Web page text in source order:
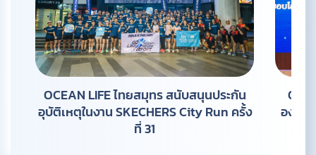
OCEAN LIFE ไทยสมุทร สนับสนุนประกัน
อุบัติเหตุในงาน SKECHERS City Run ครั้ง
ที่ 31
องค์ก